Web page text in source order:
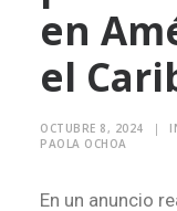
CAMPAÑAS
en
el
OCTUBRE 8, 2024 |
PAOLA OCHOA
En un anuncio